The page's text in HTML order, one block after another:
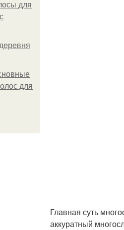
для
для
Главная суть
аккуратный